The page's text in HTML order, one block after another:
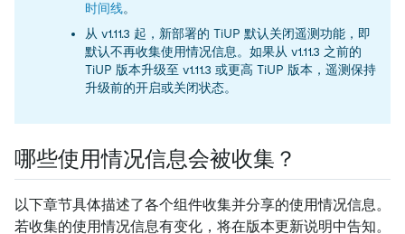
时间线。
从 v1.11.3 起，新部署的 TiUP 默认关闭遥测功能，即
默认不再收集使用情况信息。如果从 v1.11.3 之前的
TiUP 版本升级至 v1.11.3 或更高 TiUP 版本，遥测保持
升级前的开启或关闭状态。
哪些使用情况信息会被收集？
以下章节具体描述了各个组件收集并分享的使用情况信息。
若收集的使用情况信息有变化，将在版本更新说明中告知。